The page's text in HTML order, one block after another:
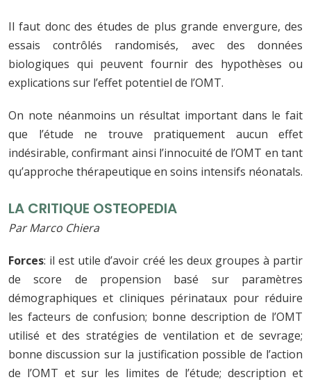
Il faut donc des études de plus grande envergure, des
essais contrôlés randomisés, avec des données
biologiques qui peuvent fournir des hypothèses ou
explications sur l’effet potentiel de l’OMT.
On note néanmoins un résultat important dans le fait
que l’étude ne trouve pratiquement aucun effet
indésirable, confirmant ainsi l’innocuité de l’OMT en tant
qu’approche thérapeutique en soins intensifs néonatals.
LA CRITIQUE OSTEOPEDIA
Par Marco Chiera
Forces: il est utile d’avoir créé les deux groupes à partir
de score de propension basé sur paramètres
démographiques et cliniques périnataux pour réduire
les facteurs de confusion; bonne description de l’OMT
utilisé et des stratégies de ventilation et de sevrage;
bonne discussion sur la justification possible de l’action
de l’OMT et sur les limites de l’étude; description et